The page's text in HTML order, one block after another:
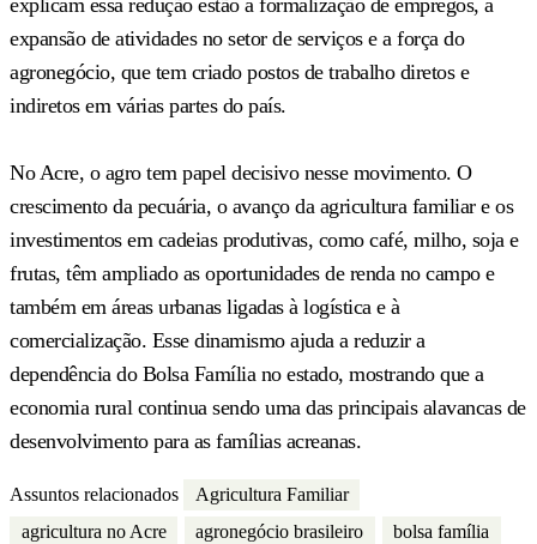
expansão de atividades no setor de serviços e a força do
agronegócio, que tem criado postos de trabalho diretos e
indiretos em várias partes do país.
No Acre, o agro tem papel decisivo nesse movimento. O
crescimento da pecuária, o avanço da agricultura familiar e os
investimentos em cadeias produtivas, como café, milho, soja e
frutas, têm ampliado as oportunidades de renda no campo e
também em áreas urbanas ligadas à logística e à
comercialização. Esse dinamismo ajuda a reduzir a
dependência do Bolsa Família no estado, mostrando que a
economia rural continua sendo uma das principais alavancas de
desenvolvimento para as famílias acreanas.
Assuntos relacionados
Agricultura Familiar
agricultura no Acre
agronegócio brasileiro
bolsa família